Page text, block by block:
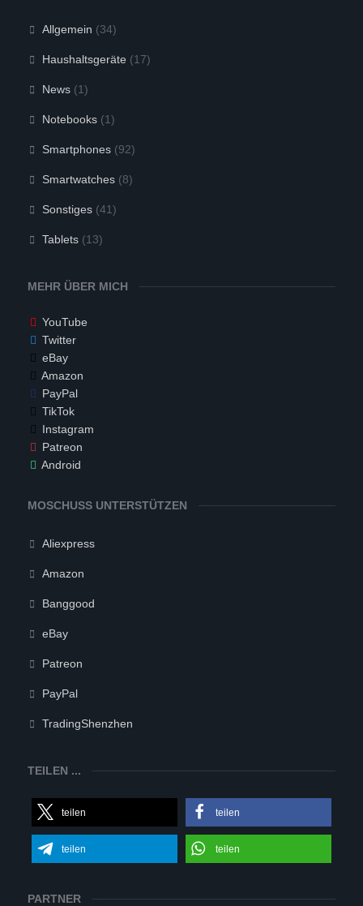
Allgemein (34)
Haushaltsgeräte (17)
News(1)
Notebooks(1)
Smartphones(92)
Smartwatches(8)
Sonstiges(41)
Tablets(13)
MEHR ÜBER MICH
YouTube
Twitter
eBay
Amazon
PayPal
TikTok
Instagram
Patreon
Android
MOSCHUSS UNTERSTÜTZEN
Aliexpress
Amazon
Banggood
eBay
Patreon
PayPal
TradingShenzhen
TEILEN ...
teilen teilen
teilen teilen
PARTNER